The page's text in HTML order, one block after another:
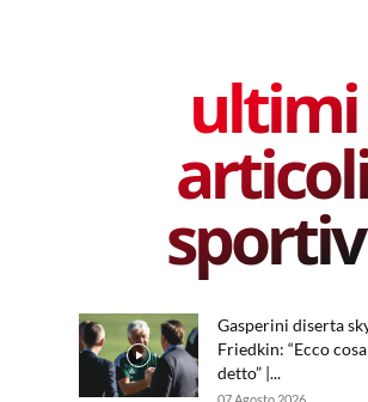
ultimi
Gasperini diserta
Friedkin: “Ecco
detto” |...